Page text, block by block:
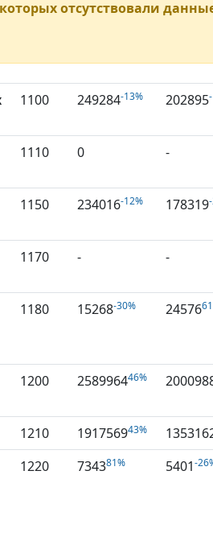
отсутствовали
1100 249284-13% 202895
1110 0 -
1150 234016-12% 178319
1170 - -
1180 15268-30% 24576
1200 258996446%
1210 191756943%
1220 734381% 5401-